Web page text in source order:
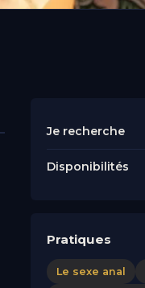
Je recherche
Disponibilités
Pratiques
Le sexe anal